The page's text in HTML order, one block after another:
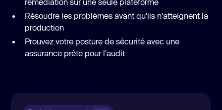
Résoudre les problèmes avant qu'ils n'atteignent la
production
Prouvez votre posture de sécurité avec une
assurance prête pour l'audit